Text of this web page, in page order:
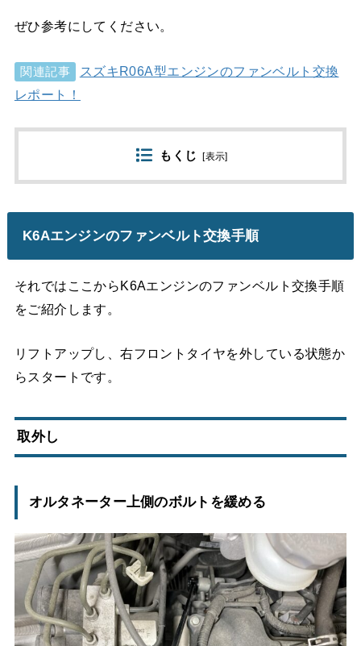
ぜひ参考にしてください。
関連記事
スズキR06A型エンジンのファンベルト交換
レポート！
もくじ [表示]
K6Aエンジンのファンベルト交換手順
それではここからK6Aエンジンのファンベルト交換手順
をご紹介します。
リフトアップし、右フロントタイヤを外している状態か
らスタートです。
取外し
オルタネーター上側のボルトを緩める